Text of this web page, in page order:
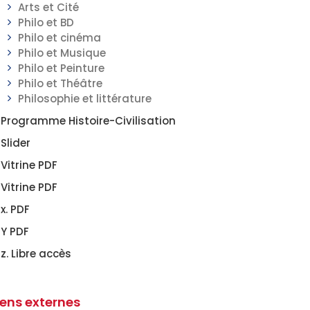
Arts et Cité
Philo et BD
Philo et cinéma
Philo et Musique
Philo et Peinture
Philo et Théâtre
Philosophie et littérature
Programme Histoire-Civilisation
Slider
Vitrine PDF
Vitrine PDF
x. PDF
Y PDF
z. Libre accès
externes